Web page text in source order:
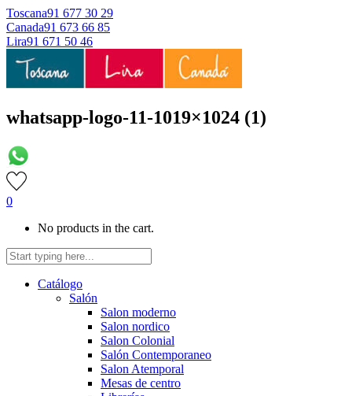
Toscana91 677 30 29
Canada91 673 66 85
Lira91 671 50 46
whatsapp-logo-11-1019×1024 (1)
0
No products in the cart.
Catálogo
Salón
Salon moderno
Salon nordico
Salon Colonial
Salón Contemporaneo
Salon Atemporal
Mesas de centro